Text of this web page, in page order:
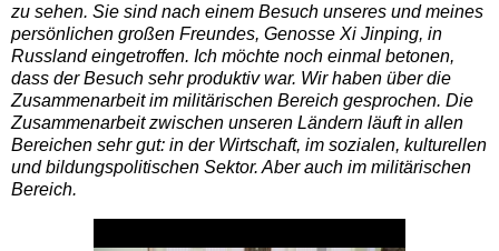
zu sehen. Sie sind nach einem Besuch unseres und meines
persönlichen großen Freundes, Genosse Xi Jinping, in
Russland eingetroffen. Ich möchte noch einmal betonen,
dass der Besuch sehr produktiv war. Wir haben über die
Zusammenarbeit im militärischen Bereich gesprochen. Die
Zusammenarbeit zwischen unseren Ländern läuft in allen
Bereichen sehr gut: in der Wirtschaft, im sozialen, kulturellen
und bildungspolitischen Sektor. Aber auch im militärischen
Bereich.